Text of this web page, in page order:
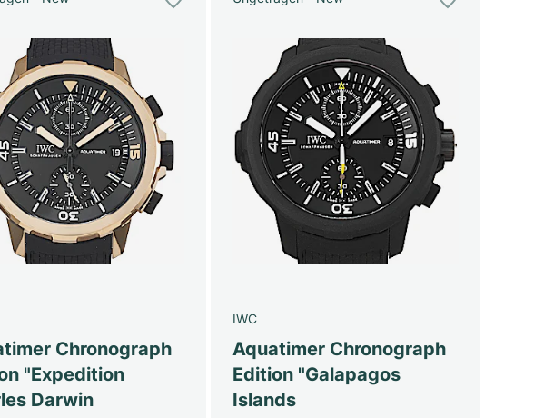
Chronograph
"Expedition
Darwin
IWC
Aquatimer Chronograph
Edition "Galapagos
Islands